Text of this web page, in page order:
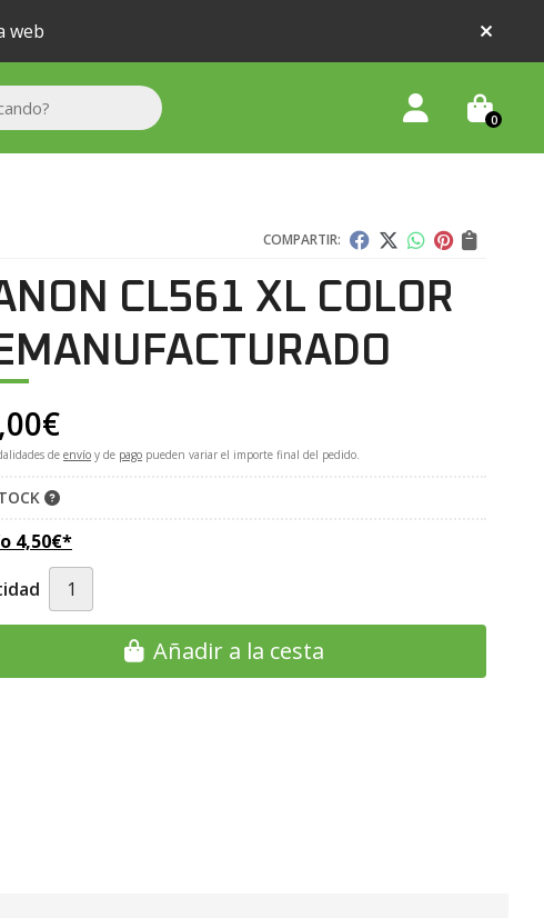
web
0
COMPARTIR:
CL561 XL COLOR
€
de envío y de pago pueden variar el importe final del pedido.
4,50€*
Añadir a la cesta